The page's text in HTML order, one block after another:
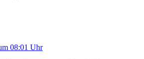
08:01 Uhr